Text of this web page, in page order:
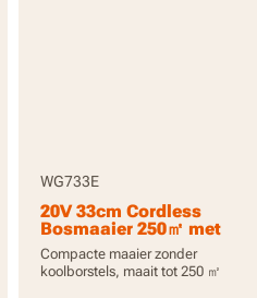
WG733E
20V 33cm Cordless
Bosmaaier 250㎡ met
een 4.0 Ah Accu en
Lader
Compacte maaier zonder
koolborstels, maait tot 250 ㎡